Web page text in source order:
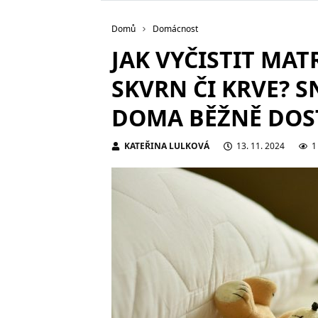
Domů Domácnost
JAK VYČISTIT
SKVRN ČI KRVE?
DOMA BĚŽNĚ
KATEŘINA LULKOVÁ 13. 11. 2024